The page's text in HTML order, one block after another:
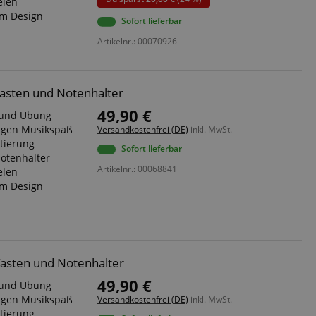
Design
Sofort lieferbar
Artikelnr.: 00070926
und Notenhalter
Übung
Musikspaß
Design
49,90 €
Versandkostenfrei (DE) inkl. MwSt.
Sofort lieferbar
Artikelnr.: 00068841
und Notenhalter
Übung
Musikspaß
49,90 €
Versandkostenfrei (DE) inkl. MwSt.
user session
Server
zu Aktivitäten
sodass
des Servers
Script.com-
der
insbesondere
und
zu gewährleisten.